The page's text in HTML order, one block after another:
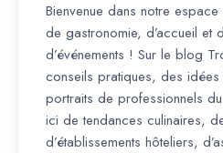
Bienvenue dans notre
de gastronomie, d’accueil et
d’événements ! Sur le blog
conseils pratiques, des
portraits de professionnels
ici de tendances culinaires,
d’établissements hôteliers,